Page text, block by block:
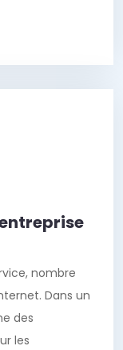
nombre
Dans un
des
les